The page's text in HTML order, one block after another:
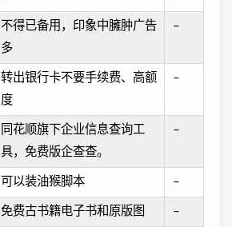
不得已备用，印象中臃肿广告
多
–
转出银行卡不要手续费、高额
度
–
同花顺旗下企业信息查询工
具，免费版企查查。
–
可以装油猴脚本 –
免费古书籍电子书和原版图 –